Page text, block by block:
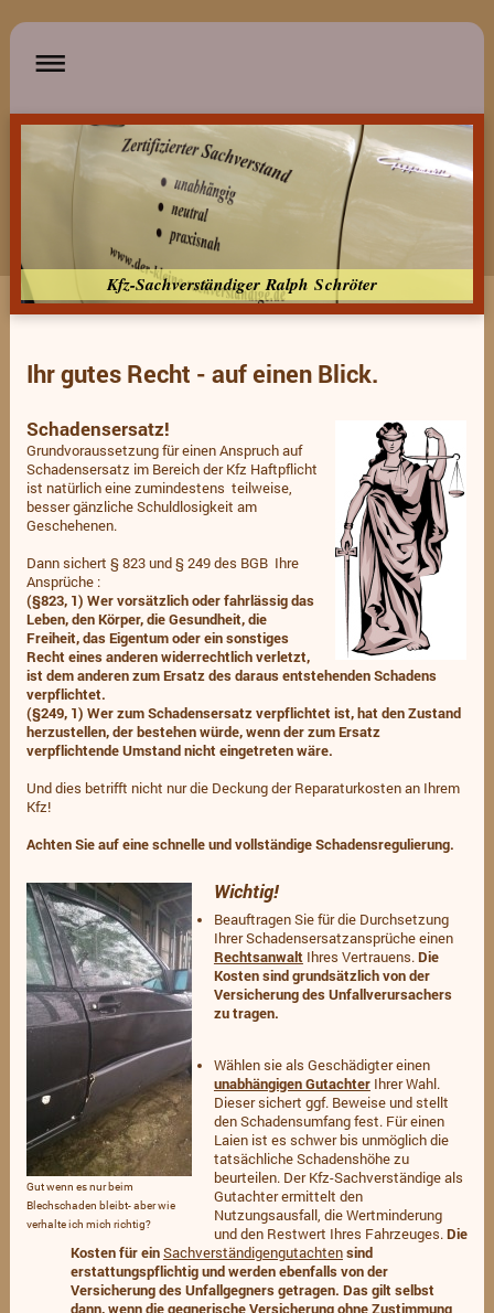
Kfz-Sachverständiger Ralph Schröter
Ihr gutes Recht - auf einen Blick.
Schadensersatz!
Grundvoraussetzung für einen Anspruch auf
Schadensersatz im Bereich der Kfz Haftpflicht
ist natürlich eine zumindestens teilweise,
besser gänzliche Schuldlosigkeit am
Geschehenen.
Dann sichert § 823 und § 249 des BGB Ihre
Ansprüche :
(§823, 1) Wer vorsätzlich oder fahrlässig das
Leben, den Körper, die Gesundheit, die
Freiheit, das Eigentum oder ein sonstiges
Recht eines anderen widerrechtlich verletzt,
ist dem anderen zum Ersatz des daraus entstehenden Schadens
verpflichtet.
(§249, 1) Wer zum Schadensersatz verpflichtet ist, hat den Zustand
herzustellen, der bestehen würde, wenn der zum Ersatz
verpflichtende Umstand nicht eingetreten wäre.
Und dies betrifft nicht nur die Deckung der Reparaturkosten an Ihrem
Kfz!
Achten Sie auf eine schnelle und vollständige Schadensregulierung.
Gut wenn es nur beim
Blechschaden bleibt- aber wie
verhalte ich mich richtig?
Wichtig!
Beauftragen Sie für die Durchsetzung
Ihrer Schadensersatzansprüche einen
Rechtsanwalt Ihres Vertrauens.Die
Kosten sind grundsätzlich von der
Versicherung des Unfallverursachers
zu tragen.
Wählen sie als Geschädigter einen
unabhängigen GutachterIhrer Wahl.
Dieser sichert ggf. Beweise und stellt
den Schadensumfang fest. Für einen
Laien ist es schwer bis unmöglich die
tatsächliche Schadenshöhe zu
beurteilen. Der Kfz-Sachverständige als
Gutachter ermittelt den
Nutzungsausfall, die Wertminderung
und den Restwert Ihres Fahrzeuges. Die
Kosten für einSachverständigengutachtensind
erstattungspflichtig und werden ebenfalls von der
Versicherung des Unfallgegners getragen. Das gilt selbst
dann, wenn die gegnerische Versicherung ohne Zustimmung